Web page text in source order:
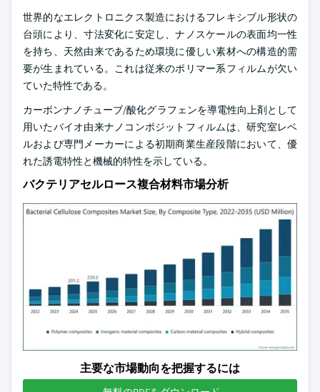
世界的なエレクトロニクス製造におけるフレキシブル形状の
台頭により、寸法変化に安定し、ナノスケールの表面均一性
を持ち、天然由来であるため環境に優しい素材への構造的需
要が生まれている。これは従来のポリマー系フィルムが欠い
ていた特性である。
カーボンナノチューブ/酸化グラフェンを導電性向上剤として
用いたバイオ由来ナノコンポジットフィルムは、研究室レベ
ルおよび専門メーカーによる初期商業生産段階において、優
れた誘電特性と機械的特性を示している。
バクテリアセルロース複合材料市場分析
主要な市場動向を把握するには